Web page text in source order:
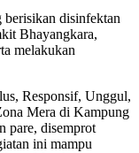
berisikan disinfektan
Bhayangkara,
melakukan
Responsif, Unggul,
Mera di Kampung
pare, disemprot
ini mampu